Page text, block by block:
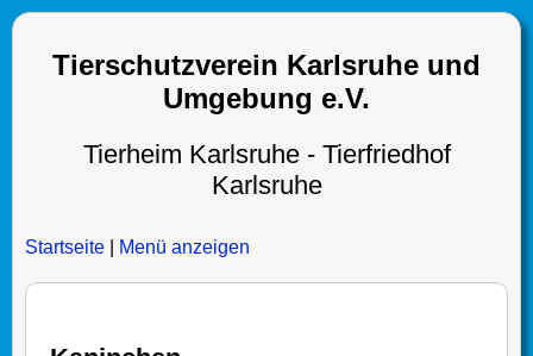
Tierschutzverein Karlsruhe und
Umgebung e.V.
Tierheim Karlsruhe - Tierfriedhof
Karlsruhe
Startseite Menü anzeigen